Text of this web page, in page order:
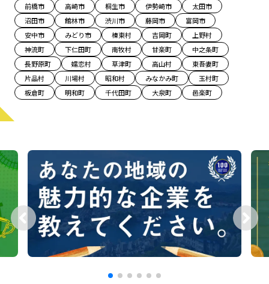
香川エリア
愛媛エリア
高知エリア
福岡エリア
佐賀エリア
長崎エリア
熊本エリア
大分エリア
宮崎エリア
鹿児島エリア
沖縄エリア
カテゴリから探す
特集コンテンツ
地域を代表する 企業100選
プレスリリース
行政連携記事
MILCプロジェクト
選出企業特別対談
Localist
SDGsの先駆者
飲食店
前橋市 高崎市 桐生市 伊勢崎市
太田市
沼田市
館林市 渋川市 藤岡市
富岡市
安中市
みどり市 榛東村 吉岡町
上野村
神流町
下仁田町 南牧村 甘楽町
中之条町
長野原町
嬬恋村 草津町 高山村
東吾妻町
片品村
川場村 昭和村 みなかみ町
玉村町
板倉町
明和町 千代田町 大泉町 邑楽町